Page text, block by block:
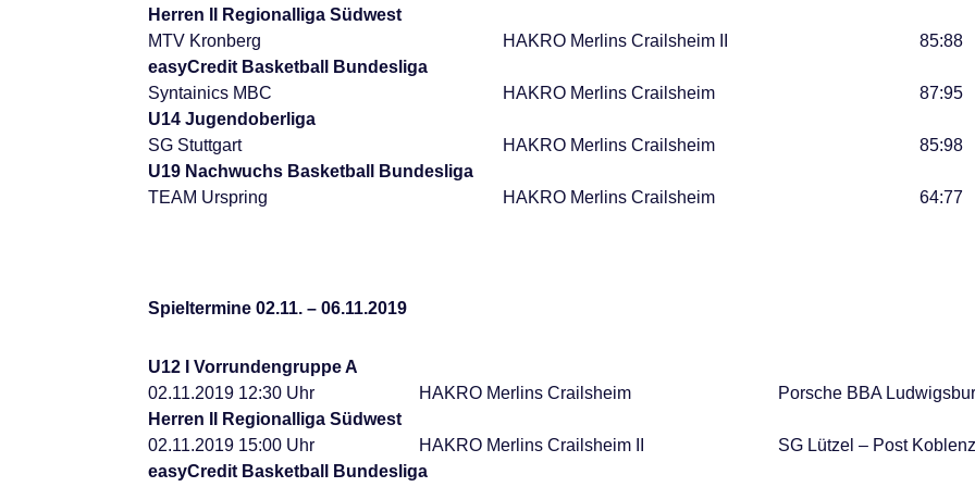
Herren II Regionalliga Südwest
MTV Kronberg
HAKRO Merlins Crailsheim II
85:88
easyCredit Basketball Bundesliga
Syntainics MBC
HAKRO Merlins Crailsheim
87:95
U14 Jugendoberliga
SG Stuttgart
HAKRO Merlins Crailsheim
85:98
U19 Nachwuchs Basketball Bundesliga
TEAM Urspring
HAKRO Merlins Crailsheim 64:77
Spieltermine 02.11. – 06.11.2019
U12 I Vorrundengruppe A
02.11.2019 12:30 Uhr
HAKRO Merlins Crailsheim
Porsche BBA
Herren II Regionalliga Südwest
02.11.2019 15:00 Uhr
HAKRO Merlins Crailsheim II
SG Lützel – Post Koblenz
easyCredit Basketball Bundesliga